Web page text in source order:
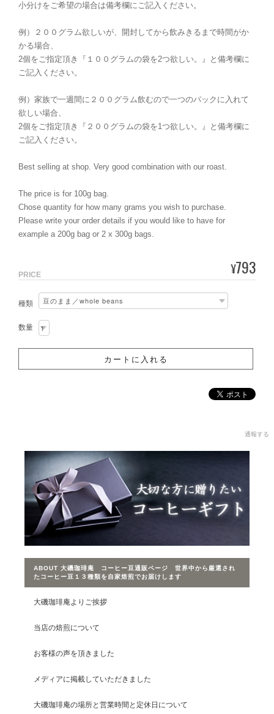
小分けをご希望の場合は備考欄にご記入ください。
例）２００グラム欲しいが、開封してから飲みきるまで時間がか
かる場合、
2個をご指定頂き『１００グラムの袋を2つ欲しい。』と備考欄に
ご記入ください。
例）家族で一週間に２００グラム飲むので一つのパックに入れて
欲しい場合、
2個をご指定頂き『２００グラムの袋を1つ欲しい。』と備考欄に
ご記入ください。
Best selling at shop. Very good combination with our roast.
The price is for 100g bag.
Chose quantity for how many grams you wish to purchase.
Please write your order details if you would like to have for
example a 200g bag or 2 x 300g bags.
PRICE ¥793
種類
数量
通報する
ABOUT 大磯珈琲庵 コーヒー豆通販ページ 世界中から厳選され
たコーヒー豆１３種類を自家焙煎でお届けします
大磯珈琲庵よりご挨拶
当店の焙煎について
お客様の声を頂きました
メディアに掲載していただきました
大磯珈琲庵の場所と営業時間と定休日について